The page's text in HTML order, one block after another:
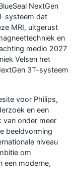
NextGen
systeem dat
MRI, uitgerust
en
medio 2027
Velsen het
3T-systeem
voor Philips,
en een
van onder meer
beeldvorming
niveau
om
een moderne,